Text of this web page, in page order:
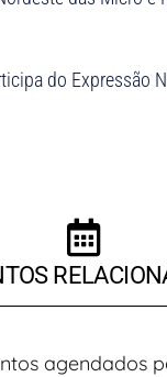
do Expressão
agendados